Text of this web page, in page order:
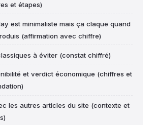
et étapes)
est minimaliste mais ça claque quand
(affirmation avec chiffre)
à éviter (constat chiffré)
et verdict économique (chiffres et
les autres articles du site (contexte et